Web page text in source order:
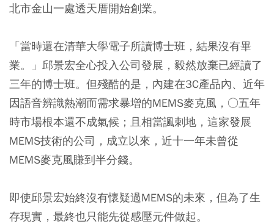
北市金山一處透天厝開始創業。
「當時還在清華大學電子所讀博士班，結果沒有畢
業。」邱景宏全心投入公司發展，毅然放棄已經讀了
三年的博士班。但殘酷的是，內建在3C產品內、近年
因語音辨識熱潮而需求暴增的MEMS麥克風，○五年
時市場根本還不成氣候；且相當諷刺地，這家發展
MEMS技術的公司，成立以來，近十一年未曾從
MEMS麥克風賺到半分錢。
即使邱景宏始終沒有懷疑過MEMS的未來，但為了生
存現實，最終也只能先從感壓元件做起。